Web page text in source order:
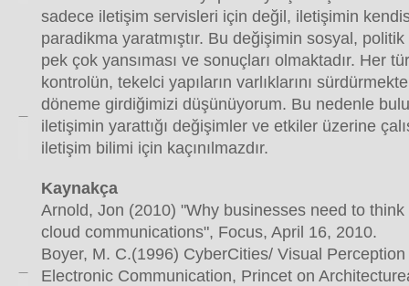
sadece iletişim servisleri için değil, iletişimin
paradikma yaratmıştır. Bu değişimin sosyal,
pek çok yansıması ve sonuçları olmaktadır. Her
kontrolün, tekelci yapıların varlıklarını
döneme girdiğimizi düşünüyorum. Bu nedenle
iletişimin yarattığı değişimler ve etkiler üzerine
iletişim bilimi için kaçınılmazdır.
Kaynakça
Arnold, Jon (2010) "Why businesses need to
cloud communications", Focus, April 16, 2010.
Boyer, M. C.(1996) CyberCities/ Visual
Electronic Communication, Princet on